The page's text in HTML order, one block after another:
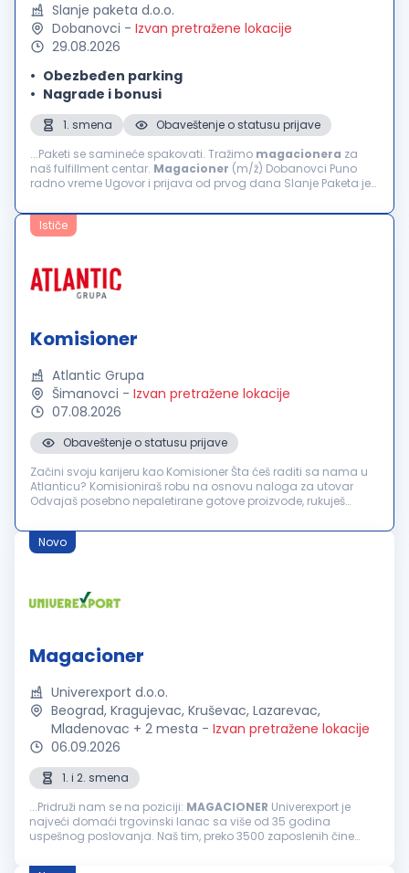
Slanje paketa d.o.o.
Dobanovci - Izvan pretražene lokacije
29.08.2026
Obezbeđen parking
Nagrade i bonusi
1. smena
Obaveštenje o statusu prijave
...Paketi se samineće spakovati. Tražimo magacionera za
naš fulfillment centar. Magacioner (m/ž) Dobanovci Puno
radno vreme Ugovor i prijava od prvog dana Slanje Paketa je
BiH...
Ističe
Komisioner
Atlantic Grupa
Šimanovci - Izvan pretražene lokacije
07.08.2026
Obaveštenje o statusu prijave
Začini svoju karijeru kao Komisioner Šta ćeš raditi sa nama u
Atlanticu? Komisioniraš robu na osnovu naloga za utovar
Odvajaš posebno nepaletirane gotove proizvode, rukuješ
proizvoda. Uč...
Novo
Magacioner
Univerexport d.o.o.
Beograd, Kragujevac, Kruševac, Lazarevac,
Mladenovac + 2 mesta - Izvan pretražene lokacije
06.09.2026
1. i 2. smena
...Pridruži nam se na poziciji: MAGACIONER Univerexport je
najveći domaći trgovinski lanac sa više od 35 godina
uspešnog poslovanja. Naš tim, preko 3500 zaposlenih čine
Svakodnevno težimo izvrsnosti...